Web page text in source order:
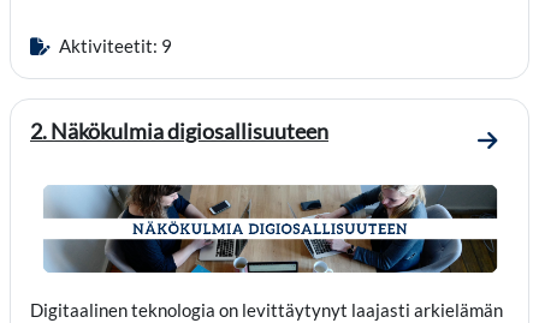
Aktiviteetit: 9
2. Näkökulmia digiosallisuuteen
Mene
Digitaalinen teknologia on levittäytynyt laajasti arkielämän